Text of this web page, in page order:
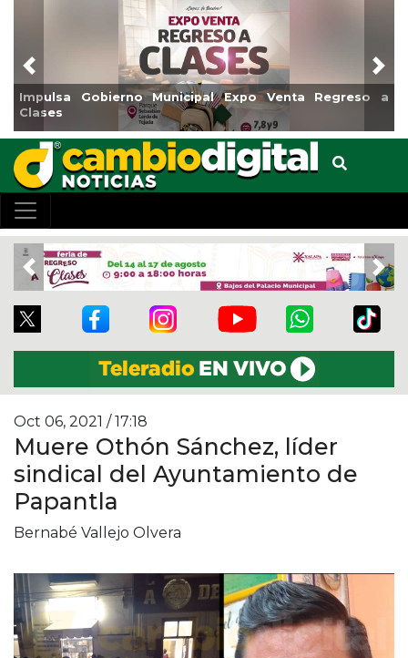
Gobierno Municipal Expo Venta Regreso a
Reabrirá
Previous
Previous
Oct 06, 2021 / 17:18
Muere Othón Sánchez, líder
sindical del Ayuntamiento de
Papantla
Bernabé Vallejo Olvera